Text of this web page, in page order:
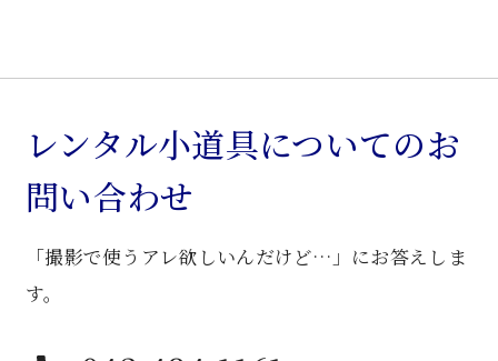
カ
ク
テ
ワ
個
レンタル小道具についてのお
問い合わせ
「撮影で使うアレ欲しいんだけど…」にお答えしま
す。